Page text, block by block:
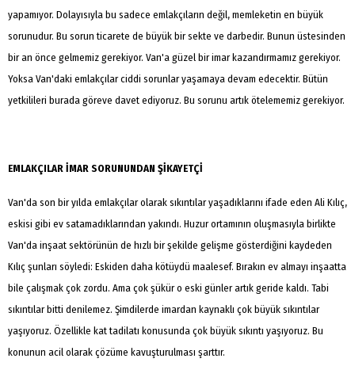
yapamıyor. Dolayısıyla bu sadece emlakçıların değil, memleketin en büyük
sorunudur. Bu sorun ticarete de büyük bir sekte ve darbedir. Bunun üstesinden
bir an önce gelmemiz gerekiyor. Van'a güzel bir imar kazandırmamız gerekiyor.
Yoksa Van'daki emlakçılar ciddi sorunlar yaşamaya devam edecektir. Bütün
yetkilileri burada göreve davet ediyoruz. Bu sorunu artık ötelememiz gerekiyor.
EMLAKÇILAR İMAR SORUNUNDAN ŞİKAYETÇİ
Van'da son bir yılda emlakçılar olarak sıkıntılar yaşadıklarını ifade eden Ali Kılıç,
eskisi gibi ev satamadıklarından yakındı. Huzur ortamının oluşmasıyla birlikte
Van'da inşaat sektörünün de hızlı bir şekilde gelişme gösterdiğini kaydeden
Kılıç şunları söyledi: Eskiden daha kötüydü maalesef. Bırakın ev almayı inşaatta
bile çalışmak çok zordu. Ama çok şükür o eski günler artık geride kaldı. Tabi
sıkıntılar bitti denilemez. Şimdilerde imardan kaynaklı çok büyük sıkıntılar
yaşıyoruz. Özellikle kat tadilatı konusunda çok büyük sıkıntı yaşıyoruz. Bu
konunun acil olarak çözüme kavuşturulması şarttır.